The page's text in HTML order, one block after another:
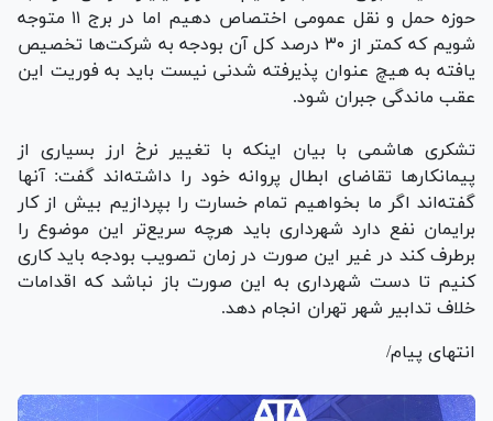
حوزه حمل و نقل عمومی اختصاص دهیم اما در برج ۱۱ متوجه
شویم که کمتر از ۳۰ درصد کل آن بودجه به شرکت‌ها تخصیص
یافته به هیچ عنوان پذیرفته شدنی نیست باید به فوریت این
عقب ماندگی جبران شود.
تشکری هاشمی با بیان اینکه با تغییر نرخ ارز بسیاری از
پیمانکارها تقاضای ابطال پروانه خود را داشته‌اند گفت: آنها
گفته‌اند اگر ما بخواهیم تمام خسارت را بپردازیم بیش از کار
برایمان نفع دارد شهرداری باید هرچه سریع‌تر این موضوع را
برطرف کند در غیر این صورت در زمان تصویب بودجه باید کاری
کنیم تا دست شهرداری به این صورت باز نباشد که اقدامات
خلاف تدابیر شهر تهران انجام دهد.
انتهای پیام/